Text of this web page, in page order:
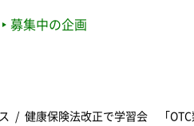
募集中の企画
健康保険法改正で学習会 「OTC